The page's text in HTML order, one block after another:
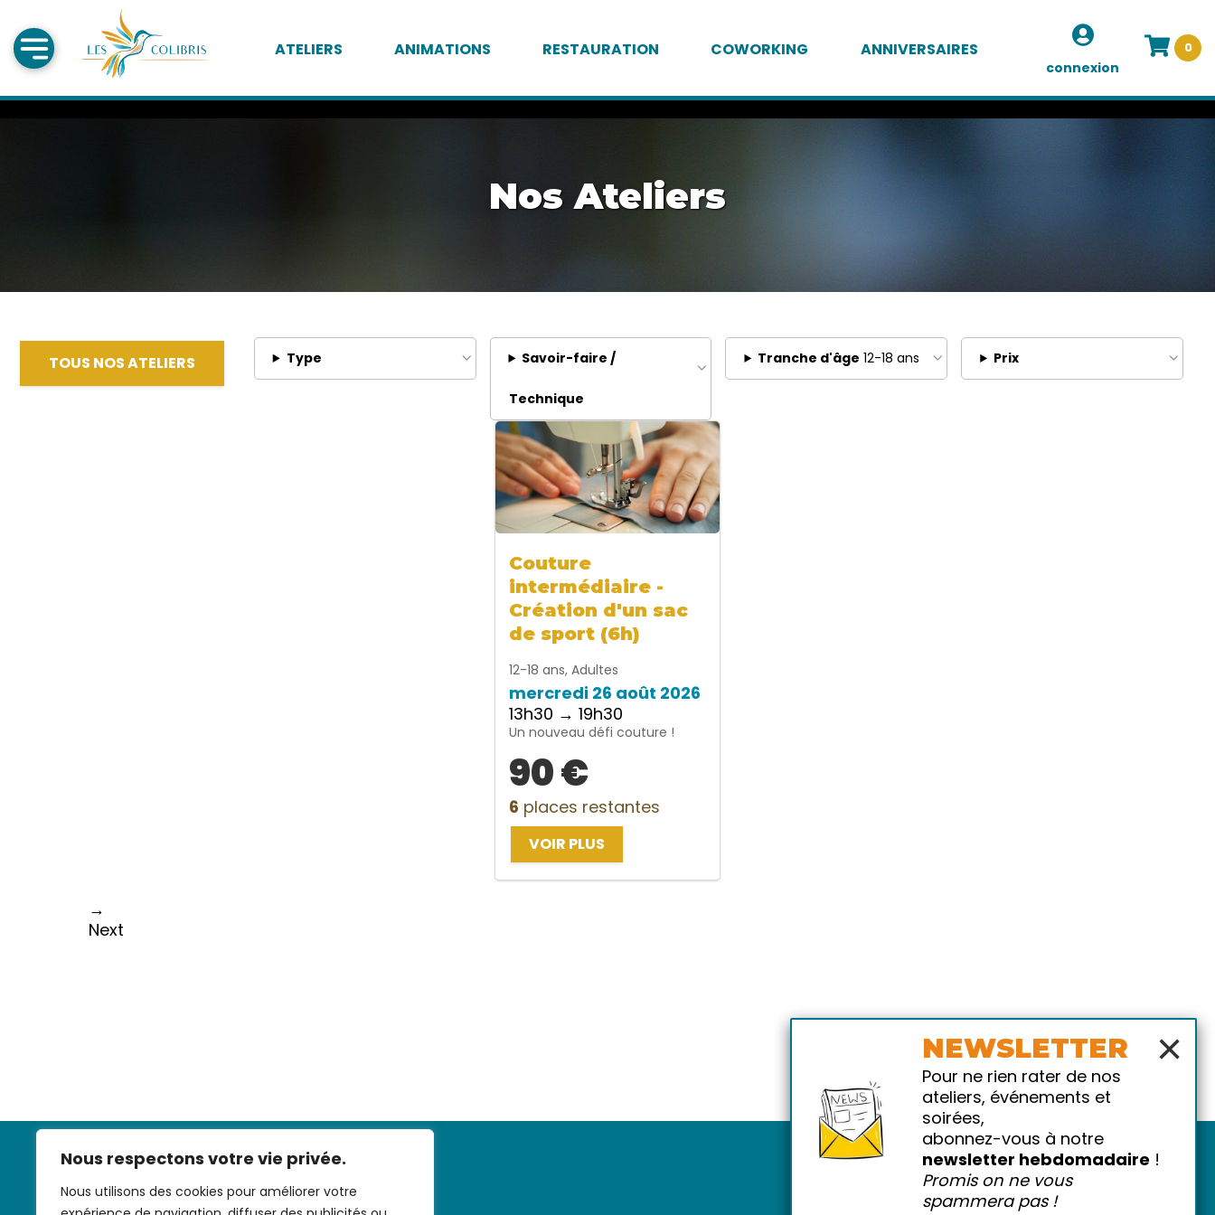
Nous respectons votre vie privée.
Nous utilisons des cookies pour améliorer votre
ATELIERS ANIMATIONS RESTAURATION COWORKING ANNIVERSAIRES
connexion
0
Nos Ateliers
TOUS NOS ATELIERS Type Savoir-faire /
Technique
Tranche d'âge 12-18 ans Prix
Couture
intermédiaire -
Création d'un sac
de sport (6h)
12-18 ans, Adultes
mercredi 26 août 2026
13h30 → 19h30
Un nouveau défi couture !
90 €
6 places restantes
VOIR PLUS
→
Next
×
NEWSLETTER
Pour ne rien rater de nos
ateliers, événements et
soirées,
abonnez-vous à notre
newsletter hebdomadaire !
Promis on ne vous
spammera pas !